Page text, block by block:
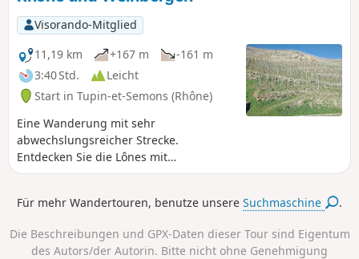
klassifiziert und wurde ausgezeichnet.
Visorando-Mitglied
11,19 km
+167 m
-161 m
3:40 Std.
Leicht
Start in Tupin-et-Semons (Rhône)
Eine Wanderung mit sehr
abwechslungsreicher Strecke.
Entdecken Sie die Lônes mit
Naturbeobachtungsstationen im
Ufer der Rhône (gegenüber der Hafen
angenehme Ankunft in Condrieu
Für mehr Wandertouren, benutze unsereSuchmaschine .
Die Beschreibungen und GPX-Daten dieser Tour sind Eigentum
des Autors/der Autorin. Bitte nicht ohne Genehmigung